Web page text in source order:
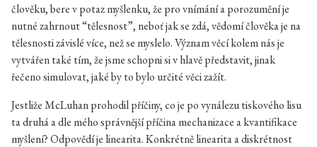
člověku, bere v potaz myšlenku, že pro vnímání a porozumění je
nutné zahrnout “tělesnost”, neboť jak se zdá, vědomí člověka je na
tělesnosti závislé více, než se myslelo. Význam věcí kolem nás je
vytvářen také tím, že jsme schopni si v hlavě představit, jinak
řečeno simulovat, jaké by to bylo určité věci zažít.
Jestliže McLuhan prohodil příčiny, co je po vynálezu tiskového lisu
ta druhá a dle mého správnější příčina mechanizace a kvantifikace
myšlení? Odpovědí je linearita. Konkrétně linearita a diskrétnost